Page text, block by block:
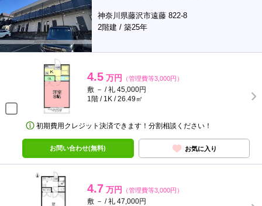
神奈川県藤沢市遠藤 822-8
2階建 / 築25年
4.5 万円 （管理費等3,000円）
敷 － / 礼 45,000円
1階 / 1K / 26.49㎡
初期費用クレジット決済できます！分割相談ください！
お問い合わせ(無料) お気に入り
4.7 万円 （管理費等3,000円）
敷 － / 礼 47,000円